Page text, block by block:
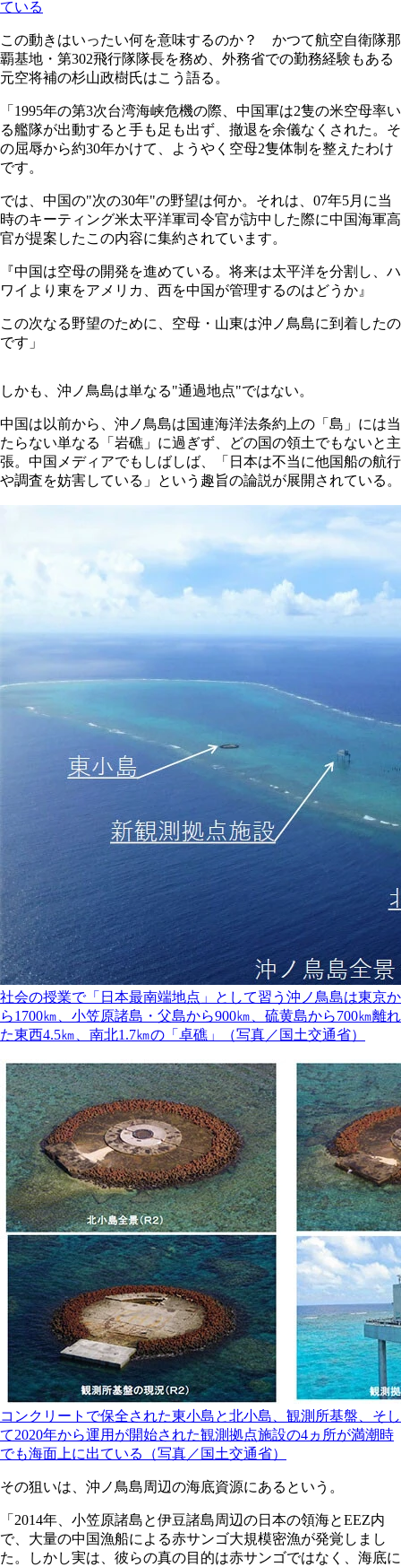
ている
この動きはいったい何を意味するのか？ かつて航空自衛隊那
覇基地・第302飛行隊隊長を務め、外務省での勤務経験もある
元空将補の杉山政樹氏はこう語る。
「1995年の第3次台湾海峡危機の際、中国軍は2隻の米空母率い
る艦隊が出動すると手も足も出ず、撤退を余儀なくされた。そ
の屈辱から約30年かけて、ようやく空母2隻体制を整えたわけ
です。
では、中国の"次の30年"の野望は何か。それは、07年5月に当
時のキーティング米太平洋軍司令官が訪中した際に中国海軍高
官が提案したこの内容に集約されています。
『中国は空母の開発を進めている。将来は太平洋を分割し、ハ
ワイより東をアメリカ、西を中国が管理するのはどうか』
この次なる野望のために、空母・山東は沖ノ鳥島に到着したの
です」
しかも、沖ノ鳥島は単なる"通過地点"ではない。
中国は以前から、沖ノ鳥島は国連海洋法条約上の「島」には当
たらない単なる「岩礁」に過ぎず、どの国の領土でもないと主
張。中国メディアでもしばしば、「日本は不当に他国船の航行
や調査を妨害している」という趣旨の論説が展開されている。
社会の授業で「日本最南端地点」として習う沖ノ鳥島は東京か
ら1700㎞、小笠原諸島・父島から900㎞、硫黄島から700㎞離れ
た東西4.5㎞、南北1.7㎞の「卓礁」（写真／国土交通省）
コンクリートで保全された東小島と北小島、観測所基盤、そし
て2020年から運用が開始された観測拠点施設の4ヵ所が満潮時
でも海面上に出ている（写真／国土交通省）
その狙いは、沖ノ鳥島周辺の海底資源にあるという。
「2014年、小笠原諸島と伊豆諸島周辺の日本の領海とEEZ内
で、大量の中国漁船による赤サンゴ大規模密漁が発覚しまし
た。しかし実は、彼らの真の目的は赤サンゴではなく、海底に